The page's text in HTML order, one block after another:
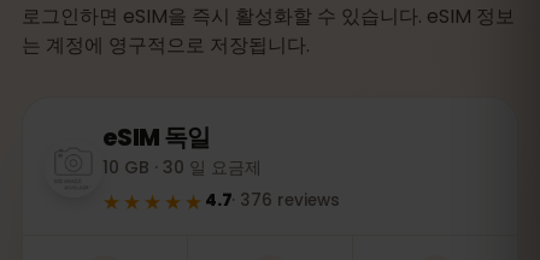
로그인하면 eSIM을 즉시 활성화할 수 있습니다. eSIM 정보
는 계정에 영구적으로 저장됩니다.
eSIM독일
10 GB · 30 일 요금제
★★★★★ 4.7· 376 reviews